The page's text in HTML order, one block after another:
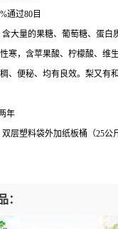
通过80目
含大量的果糖、葡萄糖、蛋
性寒，含苹果酸、柠檬酸、
、便秘、均有良效。梨又有
年
双层塑料袋外加纸板桶（25公
：